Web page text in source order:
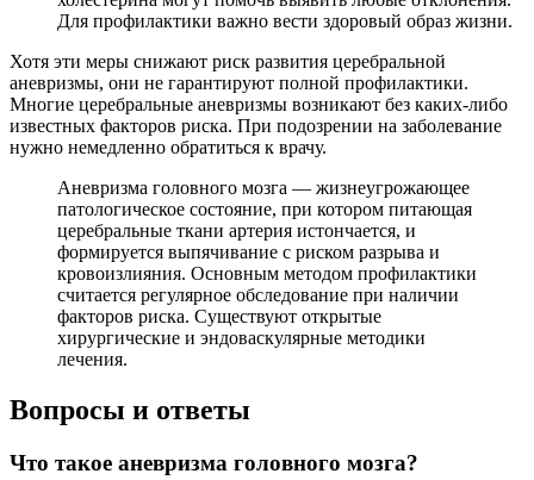
Для профилактики важно вести здоровый образ жизни.
Хотя эти меры снижают риск развития церебральной
аневризмы, они не гарантируют полной профилактики.
Многие церебральные аневризмы возникают без каких-либо
известных факторов риска. При подозрении на заболевание
нужно немедленно обратиться к врачу.
Аневризма головного мозга — жизнеугрожающее
патологическое состояние, при котором питающая
церебральные ткани артерия истончается, и
формируется выпячивание с риском разрыва и
кровоизлияния. Основным методом профилактики
считается регулярное обследование при наличии
факторов риска. Существуют открытые
хирургические и эндоваскулярные методики
лечения.
Вопросы и ответы
Что такое аневризма головного мозга?